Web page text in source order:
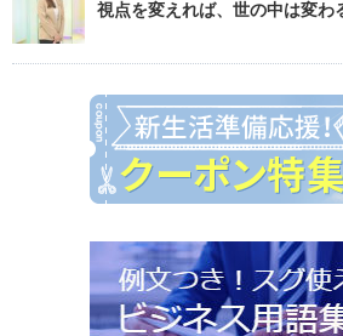
視点を変えれば、世の中は変